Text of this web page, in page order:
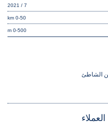
7 / 2021
0-50 km
0-500 m
الشاطئ